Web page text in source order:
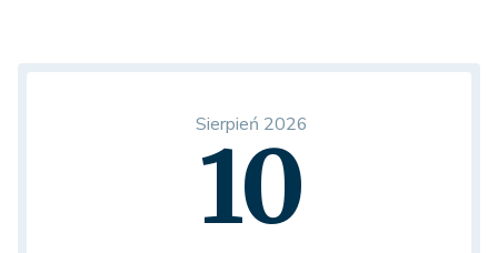
Sierpień 2026
10